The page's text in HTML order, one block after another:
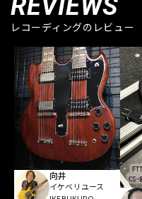
REVIEWS
レコーディングのレビュー
向井
イケベリユース